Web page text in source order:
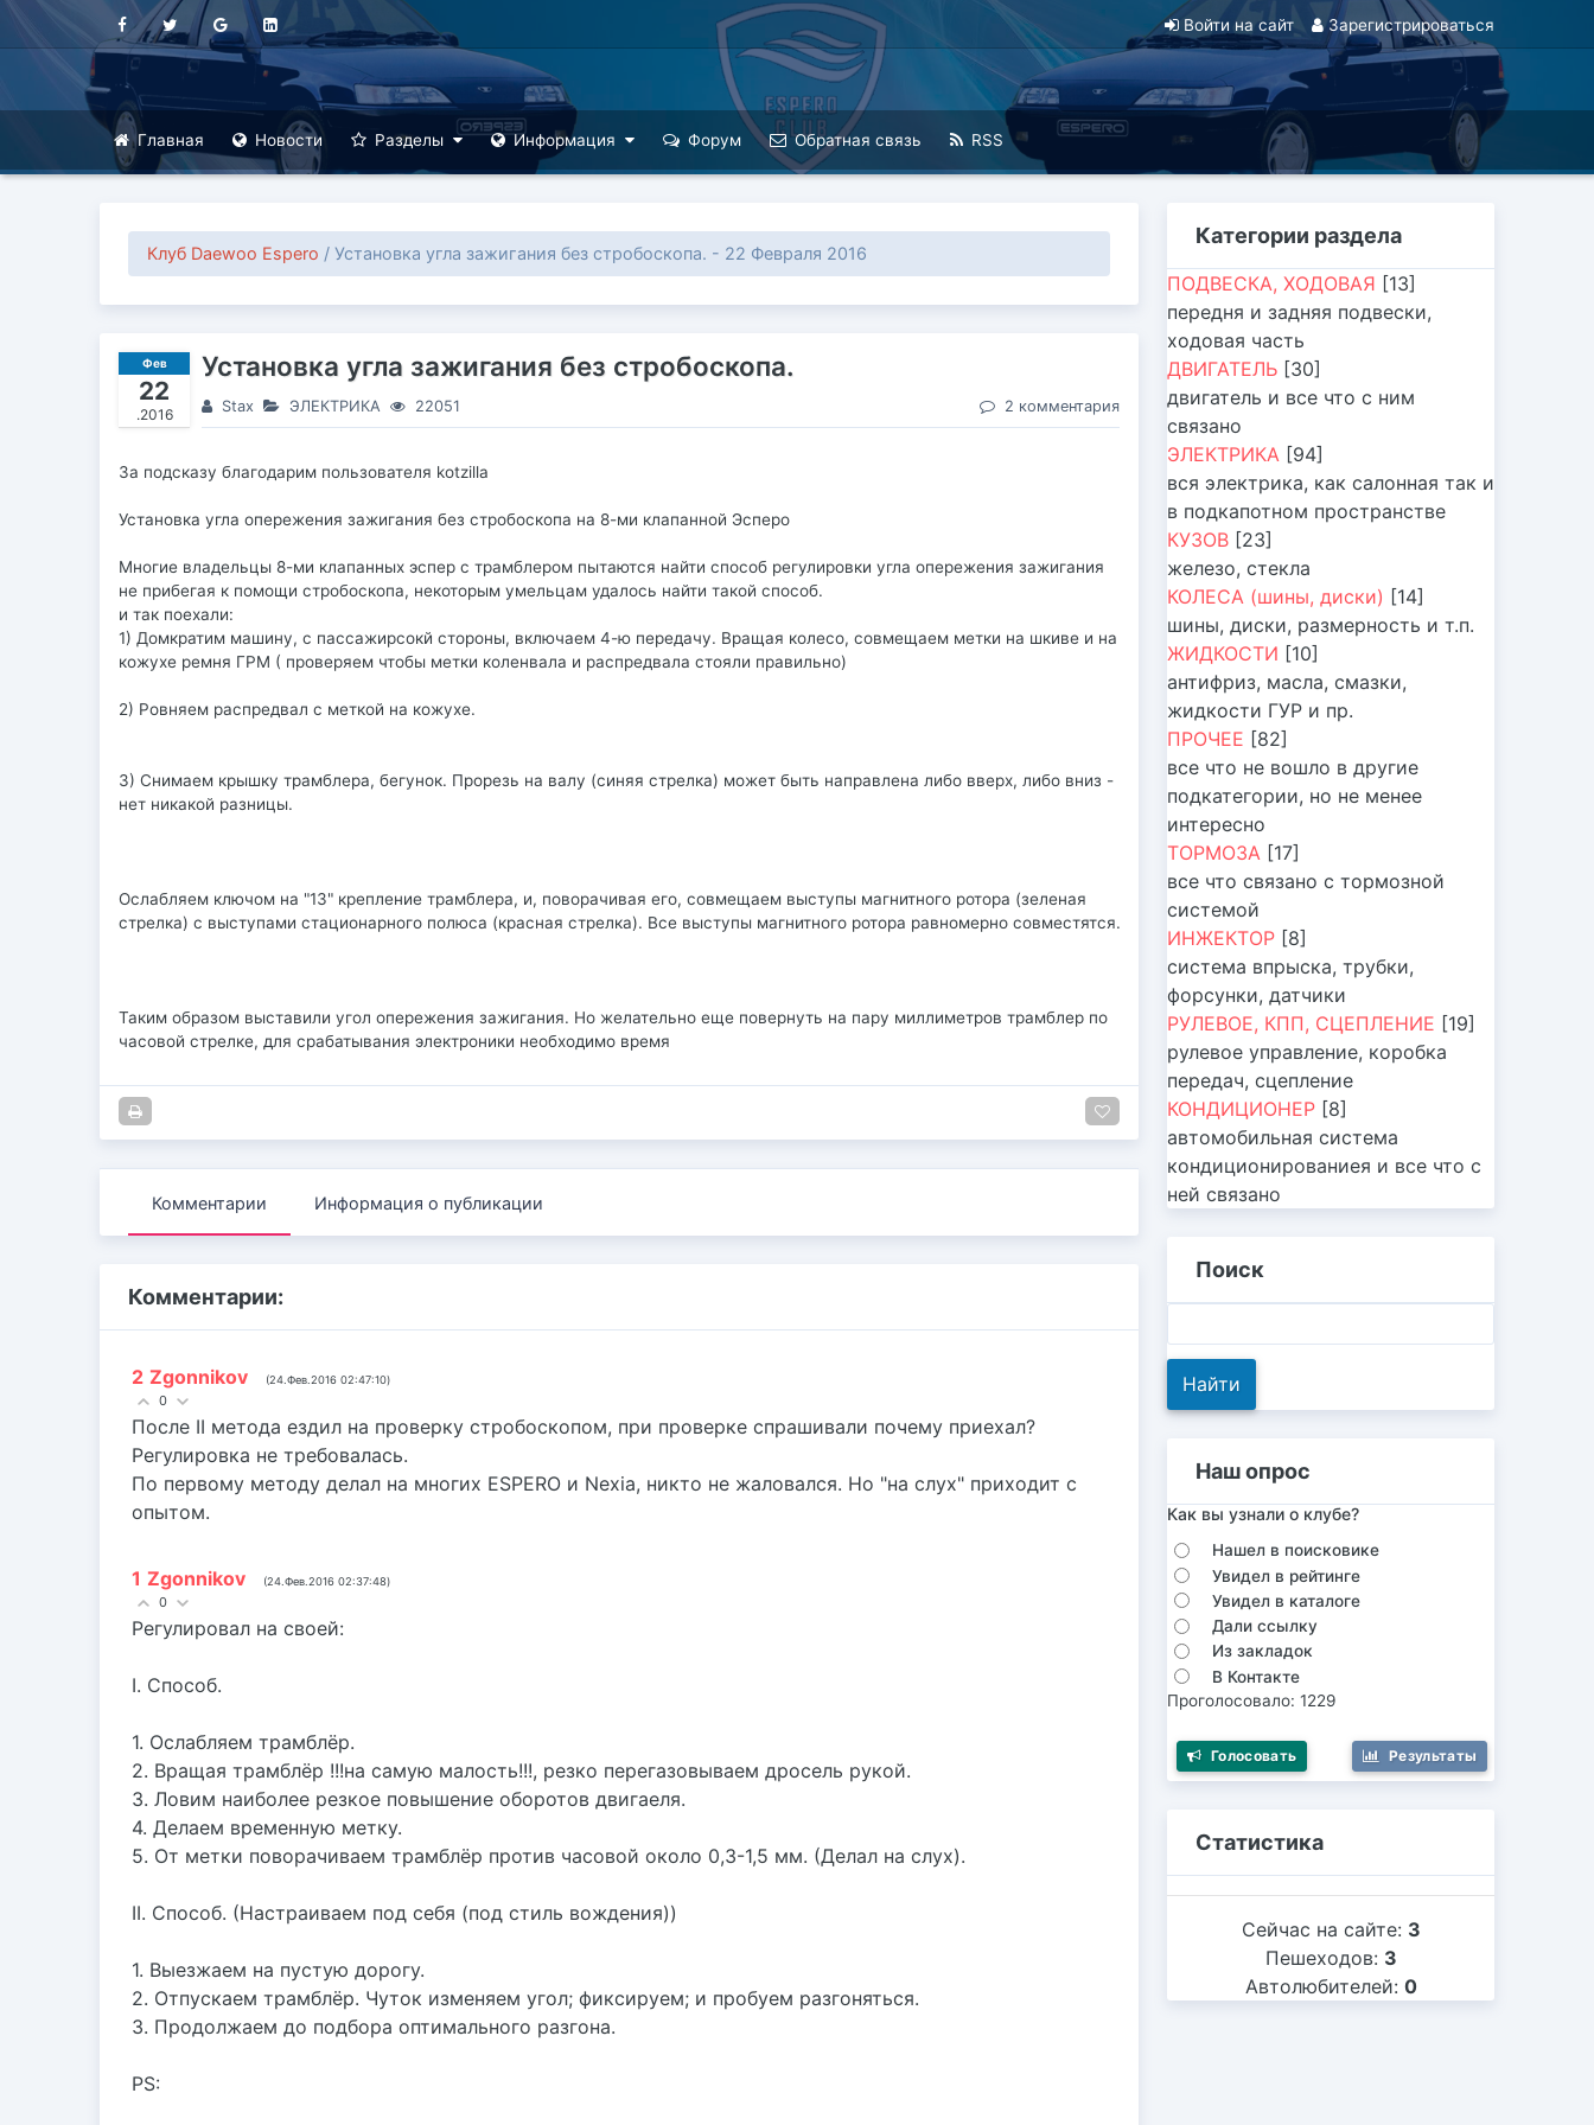
Войти на сайт Зарегистрироваться
Главная Новости Разделы Информация Форум Обратная связь RSS
Клуб Daewoo Espero / Установка угла зажигания без стробоскопа. - 22 Февраля 2016
Фев
22
.2016
Установка угла зажигания без стробоскопа.
Stax ЭЛЕКТРИКА 22051 2 комментария
За подсказу благодарим пользователя kotzilla
Установка угла опережения зажигания без стробоскопа на 8-ми клапанной Эсперо
Многие владельцы 8-ми клапанных эспер с трамблером пытаются найти способ регулировки угла опережения зажигания
не прибегая к помощи стробоскопа, некоторым умельцам удалось найти такой способ.
и так поехали:
1) Домкратим машину, с пассажирсокй стороны, включаем 4-ю передачу. Вращая колесо, совмещаем метки на шкиве и на
кожухе ремня ГРМ ( проверяем чтобы метки коленвала и распредвала стояли правильно)
2) Ровняем распредвал с меткой на кожухе.
3) Снимаем крышку трамблера, бегунок. Прорезь на валу (синяя стрелка) может быть направлена либо вверх, либо вниз -
нет никакой разницы.
Ослабляем ключом на "13" крепление трамблера, и, поворачивая его, совмещаем выступы магнитного ротора (зеленая
стрелка) с выступами стационарного полюса (красная стрелка). Все выступы магнитного ротора равномерно совместятся.
Таким образом выставили угол опережения зажигания. Но желательно еще повернуть на пару миллиметров трамблер по
часовой стрелке, для срабатывания электроники необходимо время
Комментарии Информация о публикации
Комментарии:
2 Zgonnikov (24.Фев.2016 02:47:10)
0
После II метода ездил на проверку стробоскопом, при проверке спрашивали почему приехал?
Регулировка не требовалась.
По первому методу делал на многих ESPERO и Nexia, никто не жаловался. Но "на слух" приходит с
опытом.
1 Zgonnikov (24.Фев.2016 02:37:48)
0
Регулировал на своей:
I. Способ.
1. Ослабляем трамблёр.
2. Вращая трамблёр !!!на самую малость!!!, резко перегазовываем дросель рукой.
3. Ловим наиболее резкое повышение оборотов двигаеля.
4. Делаем временную метку.
5. От метки поворачиваем трамблёр против часовой около 0,3-1,5 мм. (Делал на слух).
II. Способ. (Настраиваем под себя (под стиль вождения))
1. Выезжаем на пустую дорогу.
2. Отпускаем трамблёр. Чуток изменяем угол; фиксируем; и пробуем разгоняться.
3. Продолжаем до подбора оптимального разгона.
PS:
Категории раздела
ПОДВЕСКА, ХОДОВАЯ [13]
передня и задняя подвески,
ходовая часть
ДВИГАТЕЛЬ [30]
двигатель и все что с ним
связано
ЭЛЕКТРИКА [94]
вся электрика, как салонная так и
в подкапотном пространстве
КУЗОВ [23]
железо, стекла
КОЛЕСА (шины, диски) [14]
шины, диски, размерность и т.п.
ЖИДКОСТИ [10]
антифриз, масла, смазки,
жидкости ГУР и пр.
ПРОЧЕЕ [82]
все что не вошло в другие
подкатегории, но не менее
интересно
ТОРМОЗА [17]
все что связано с тормозной
системой
ИНЖЕКТОР [8]
система впрыска, трубки,
форсунки, датчики
РУЛЕВОЕ, КПП, СЦЕПЛЕНИЕ [19]
рулевое управление, коробка
передач, сцепление
КОНДИЦИОНЕР [8]
автомобильная система
кондиционированиея и все что с
ней связано
Поиск
Наш опрос
Как вы узнали о клубе?
Нашел в поисковике
Увидел в рейтинге
Увидел в каталоге
Дали ссылку
Из закладок
В Контакте
Проголосовало: 1229
Голосовать Результаты
Статистика
Сейчас на сайте: 3
Пешеходов: 3
Автолюбителей: 0